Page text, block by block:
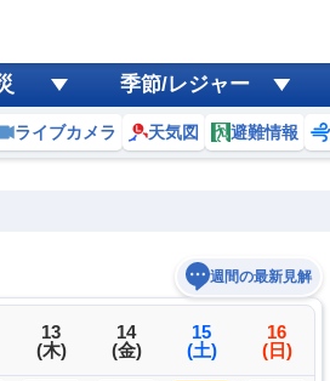
季節/レジャー
ライブカメラ 天気図 避難情報
週間の最新見解
13
(木)
14
(金)
15
(土)
16
(日)